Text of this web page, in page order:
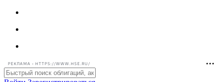
РЕКЛАМА • HTTPS://WWW.HSE.RU/